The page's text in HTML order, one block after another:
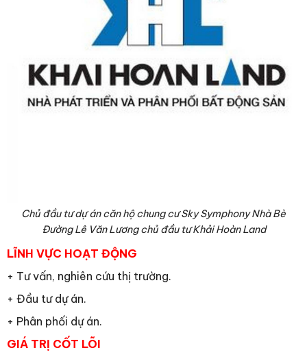
Chủ đầu tư dự án căn hộ chung cư Sky Symphony Nhà Bè
Đường Lê Văn Lương chủ đầu tư Khải Hoàn Land
LĨNH VỰC HOẠT ĐỘNG
+ Tư vấn, nghiên cứu thị trường.
+ Đầu tư dự án.
+ Phân phối dự án.
GIÁ TRỊ CỐT LÕI